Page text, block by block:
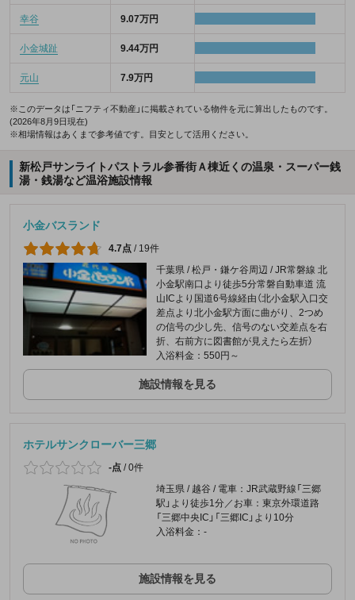
幸谷 9.07万円
小金城趾 9.44万円
元山 7.9万円
※このデータは「ニフティ不動産」に掲載されている物件を元に算出したものです。
(2026年8月9日現在)
※相場情報はあくまで参考値です。目安として活用ください。
新松戸サンライトパストラル参番街Ａ棟近くの温泉・スーパー銭
湯・銭湯など温浴施設情報
小金バスランド
4.7点 / 19件
千葉県 / 松戸・鎌ケ谷周辺 / JR常磐線 北
小金駅南口より徒歩5分常磐自動車道 流
山ICより国道6号線経由（北小金駅入口交
差点より北小金駅方面に曲がり、2つめ
の信号の少し先、信号のない交差点を右
折、右前方に図書館が見えたら左折）
入浴料金：550円～
施設情報を見る
ホテルサンクローバー三郷
-点 /0件
埼玉県 / 越谷 / 電車：JR武蔵野線「三郷
駅」より徒歩1分／お車：東京外環道路
「三郷中央IC」「三郷IC」より10分
入浴料金：-
施設情報を見る